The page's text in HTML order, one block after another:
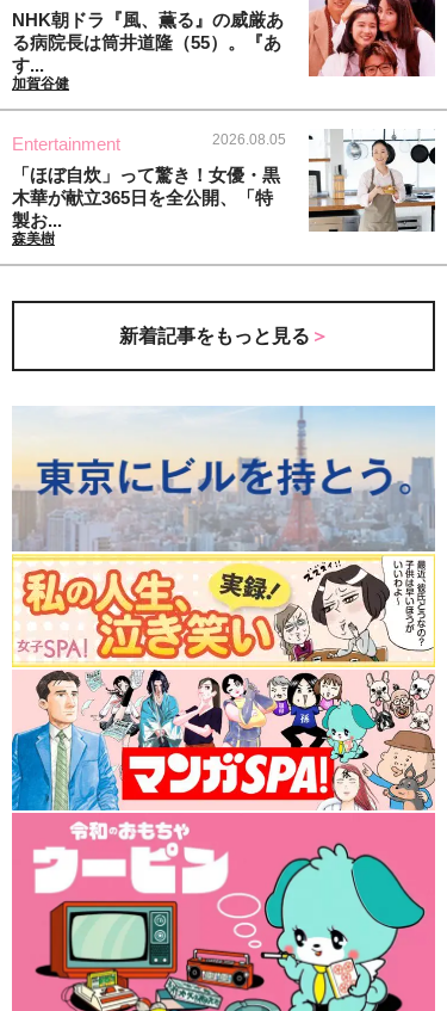
NHK朝ドラ『風、薫る』の威厳あ
る病院長は筒井道隆（55）。『あ
す...
加賀谷健
Entertainment 2026.08.05
「ほぼ自炊」って驚き！女優・黒
木華が献立365日を全公開、「特
製お...
森美樹
新着記事をもっと見る